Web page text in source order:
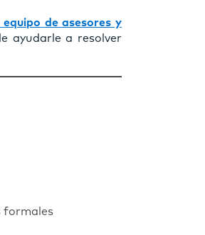
de asesores y
ayudarle a resolver
formales